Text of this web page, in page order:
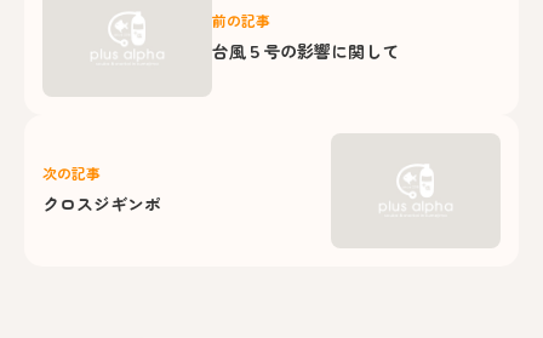
前の記事
台風５号の影響に関して
次の記事
クロスジギンポ